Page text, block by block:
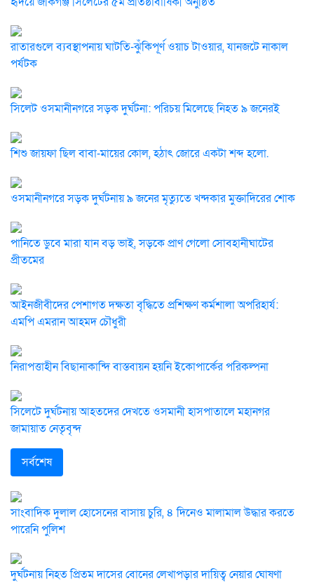
রাতারগুলে ব্যবস্থাপনায় ঘাটতি-ঝুঁকিপূর্ণ ওয়াচ টাওয়ার, যানজটে নাকাল
পর্যটক
সিলেট ওসমানীনগরে সড়ক দুর্ঘটনা: পরিচয় মিলেছে নিহত ৯ জনেরই
শিশু জায়ফা ছিল বাবা-মায়ের কোল, হঠাৎ জোরে একটা শব্দ হলো.
ওসমানীনগরে সড়ক দুর্ঘটনায় ৯ জনের মৃত্যুতে খন্দকার মুক্তাদিরের শোক
পানিতে ডুবে মারা যান বড় ভাই, সড়কে প্রাণ গেলো সোবহানীঘাটের
প্রীতমের
আইনজীবীদের পেশাগত দক্ষতা বৃদ্ধিতে প্রশিক্ষণ কর্মশালা অপরিহার্য:
এমপি এমরান আহমদ চৌধুরী
নিরাপত্তাহীন বিছানাকান্দি বাস্তবায়ন হয়নি ইকোপার্কের পরিকল্পনা
সিলেটে দুর্ঘটনায় আহতদের দেখতে ওসমানী হাসপাতালে মহানগর
জামায়াত নেতৃবৃন্দ
সর্বশেষ
সাংবাদিক দুলাল হোসেনের বাসায় চুরি, ৪ দিনেও মালামাল উদ্ধার করতে
পারেনি পুলিশ
দুর্ঘটনায় নিহত প্রিতম দাসের বোনের লেখাপড়ার দায়িত্ব নেয়ার ঘোষণা